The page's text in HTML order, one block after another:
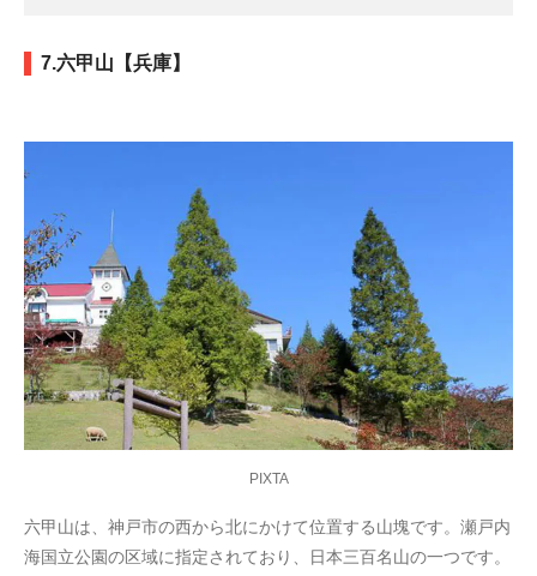
7.六甲山【兵庫】
PIXTA
六甲山は、神戸市の西から北にかけて位置する山塊です。瀬戸内
海国立公園の区域に指定されており、日本三百名山の一つです。